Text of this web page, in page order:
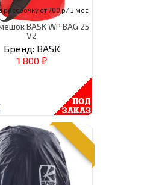
рассрочку от 700 р/ 3 мес
BASK WP BAG 25
V2
Бренд: BASK
1 800 ₽